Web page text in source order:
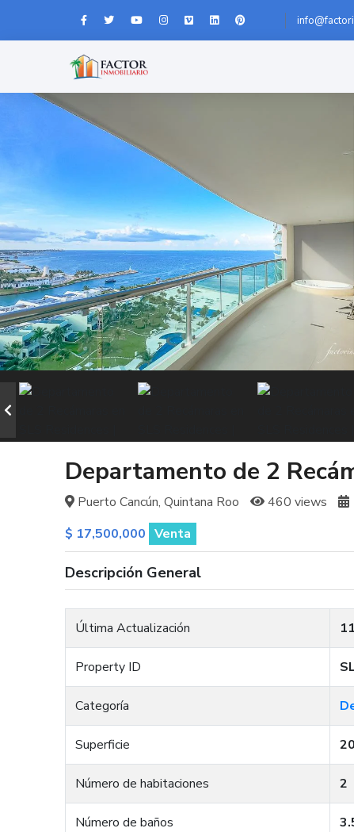
Departamento de 2
Puerto Cancún, Quintana Roo 460 views
$ 17,500,000 Venta
Descripción General
Última Actualización
Property ID
Categoría
Superficie
Número de habitaciones 2
Número de baños